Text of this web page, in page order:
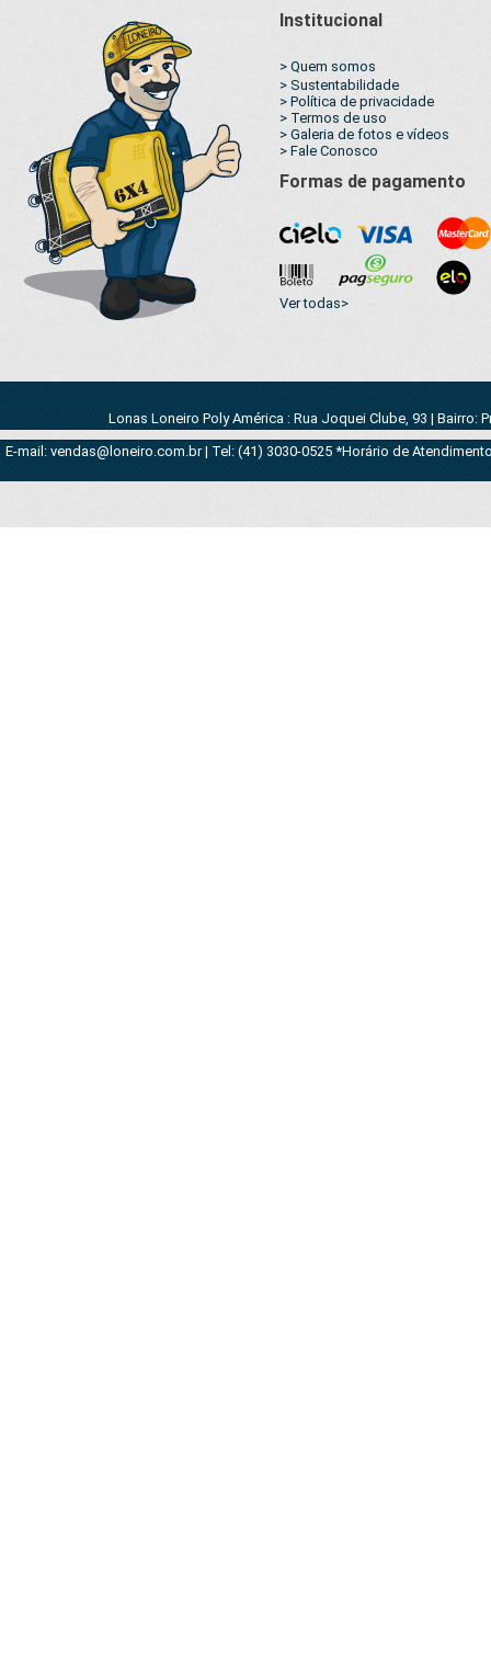
Institucional
> Quem somos
> Sustentabilidade
> Política de privacidade
> Termos de uso
> Galeria de fotos e vídeos
> Fale Conosco
Formas de pagamento
Ver todas>
Lonas Loneiro Poly América : Rua Joquei Clube, 93 | Bairro:
E-mail: vendas@loneiro.com.br | Tel: (41) 3030-0525 *Horário de